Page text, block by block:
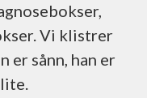
Vi klistrer
er sånn, han er